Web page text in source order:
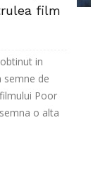
film
in
semne de
Poor
o alta